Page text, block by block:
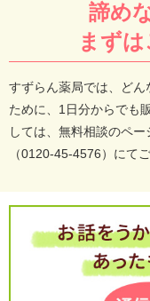
諦め
まずは
すずらん薬局では、ど
ために、1日分からでも
しては、無料相談のペ
（0120-45-4576）にて